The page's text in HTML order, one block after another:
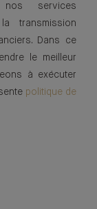
services
transmission
Dans ce
le meilleur
à exécuter
politique de